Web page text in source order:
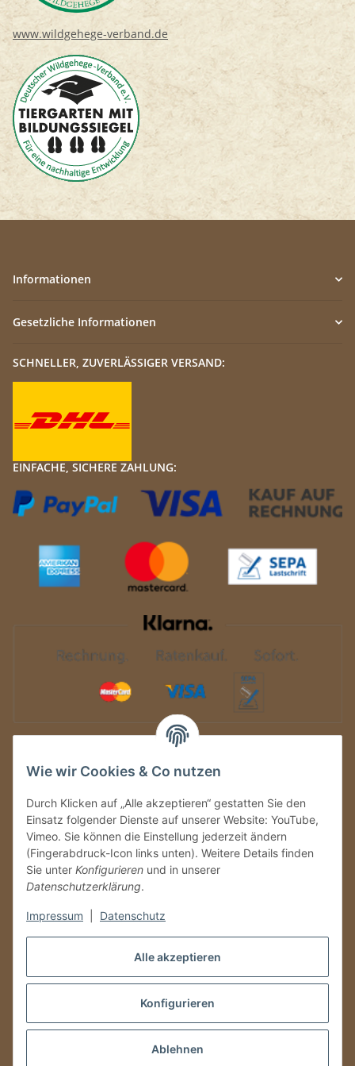
Alle akzeptieren
Konfigurieren
Ablehnen
Wie wir Cookies & Co nutzen
Durch Klicken auf „Alle akzeptieren“ gestatten Sie den
Einsatz folgender Dienste auf unserer Website: YouTube,
Vimeo. Sie können die Einstellung jederzeit ändern
(Fingerabdruck-Icon links unten). Weitere Details finden
Sie unter Konfigurieren und in unserer
Datenschutzerklärung.
Impressum Datenschutz
www.wildgehege-verband.de
Informationen
Gesetzliche Informationen
SCHNELLER, ZUVERLÄSSIGER VERSAND:
EINFACHE, SICHERE ZAHLUNG:
Ein Partnershop der
Vertrag widerrufen
* Alle Preise inkl. gesetzlicher USt., zzgl.